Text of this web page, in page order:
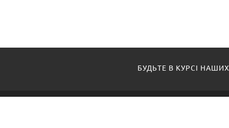
БУДЬТЕ В КУРСІ